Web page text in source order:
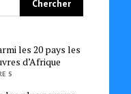
les 20 pays les
d’Afrique
S